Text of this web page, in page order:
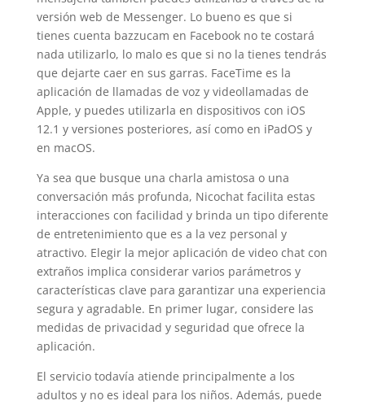
versión web de Messenger. Lo bueno es que si
tienes cuenta bazzucam en Facebook no te costará
nada utilizarlo, lo malo es que si no la tienes tendrás
que dejarte caer en sus garras. FaceTime es la
aplicación de llamadas de voz y videollamadas de
Apple, y puedes utilizarla en dispositivos con iOS
12.1 y versiones posteriores, así como en iPadOS y
en macOS.
Ya sea que busque una charla amistosa o una
conversación más profunda, Nicochat facilita estas
interacciones con facilidad y brinda un tipo diferente
de entretenimiento que es a la vez personal y
atractivo. Elegir la mejor aplicación de video chat con
extraños implica considerar varios parámetros y
características clave para garantizar una experiencia
segura y agradable. En primer lugar, considere las
medidas de privacidad y seguridad que ofrece la
aplicación.
El servicio todavía atiende principalmente a los
adultos y no es ideal para los niños. Además, puede